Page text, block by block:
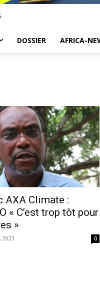
DOSSIER AFRICA-
AXA Climate :
« C’est trop tôt pour
»
0